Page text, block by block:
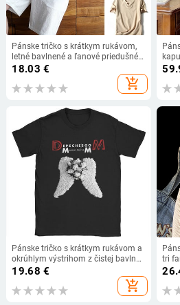
Pánske tričko s krátkym rukávom,
letné bavlnené a ľanové priedušné
polokošele, ležérne módne pánske
tenké tričko s výstrihom do V,
jednofarebné
18.03 €
add_shopping_cart
Pánske tričko s krátkym rukávom a
okrúhlym výstrihom z čistej bavlny
s bielymi krídlami a Depeche Cool
19.68 €
add_shopping_cart
tri